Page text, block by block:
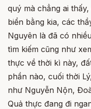
quý mà chẳng ai
biển bằng kia, các
Nguyên là đã có
tìm kiếm cũng như
thực về thời kì này,
phần nào, cuối thời
như Nguyễn Nộn,
Quả thực đang đi